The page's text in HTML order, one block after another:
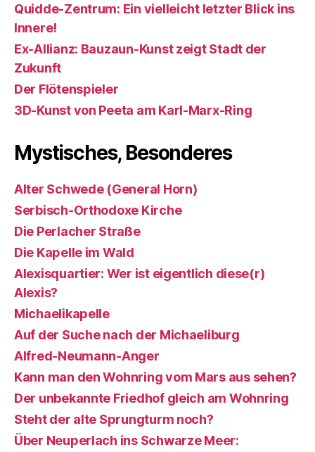
Quidde-Zentrum: Ein vielleicht letzter Blick ins
Innere!
Ex-Allianz: Bauzaun-Kunst zeigt Stadt der
Zukunft
Der Flötenspieler
3D-Kunst von Peeta am Karl-Marx-Ring
Mystisches, Besonderes
Alter Schwede (General Horn)
Serbisch-Orthodoxe Kirche
Die Perlacher Straße
Die Kapelle im Wald
Alexisquartier: Wer ist eigentlich diese(r)
Alexis?
Michaelikapelle
Auf der Suche nach der Michaeliburg
Alfred-Neumann-Anger
Kann man den Wohnring vom Mars aus sehen?
Der unbekannte Friedhof gleich am Wohnring
Steht der alte Sprungturm noch?
Über Neuperlach ins Schwarze Meer: